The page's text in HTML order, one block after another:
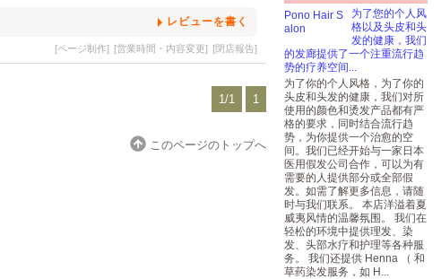
レビューを書く
[ページ制作] [営業時間・内容変更] [閉店報告]
1/1 1
このページのトップへ
为了您的个人风
格以及头皮和头
发的健康，我们
的发廊提供了一个注重流行趋
势的疗养空间...
为了你的个人风格，为了你的
头皮和头发的健康，我们对所
使用的颜色和烫发产品都有严
格的要求，同时结合流行趋
势，为你提供一个治愈的空
间。我们已经开始与一家日本
医用假发公司合作，可以为有
需要的人提供部分或全部假
发。如需了解更多信息，请随
时与我们联系。 本店洋溢着夏
威夷风情的温馨氛围。 我们在
轻松的环境中提供理发、染
发、头部水疗和护理等各种服
务。 我们还提供 Henna （ 和
草药染发服务，如 H...